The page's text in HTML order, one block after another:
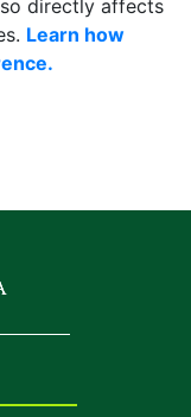
directly affects
Learn how